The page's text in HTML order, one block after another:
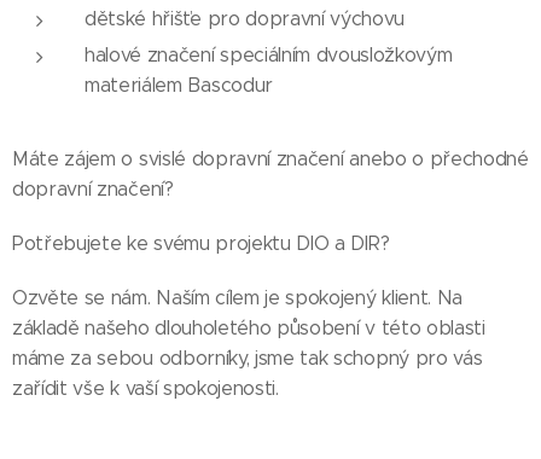
dětské hřišťe pro dopravní výchovu
halové značení speciálním dvousložkovým
materiálem Bascodur
Máte zájem o svislé dopravní značení anebo o přechodné
dopravní značení?
Potřebujete ke svému projektu DIO a DIR?
Ozvěte se nám. Naším cílem je spokojený klient. Na
základě našeho dlouholetého působení v této oblasti
máme za sebou odborníky, jsme tak schopný pro vás
zařídit vše k vaší spokojenosti.